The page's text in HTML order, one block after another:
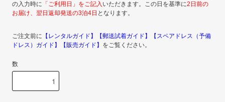
の入力時に 「ご利用日」をご記入 いただきます。この日を基準に2日前の
お届け、翌日返却発送の3泊4日 となります。
ご注文前に 【レンタルガイド】 【郵送試着ガイド】
【スペアドレス（予備
ドレス）ガイド】
【販売ガイド】 をご覧ください。
数